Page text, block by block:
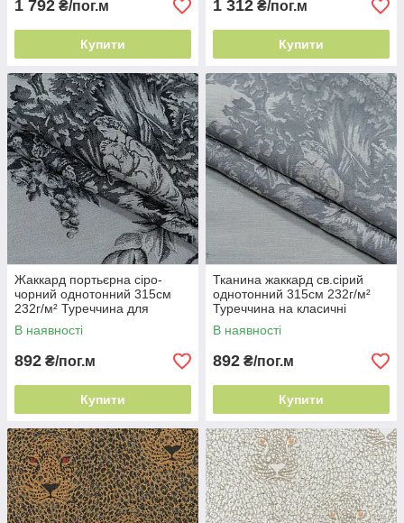
1 792 ₴/пог.м
Купити
1 312 ₴/пог.м
Купити
Жаккард портьєрна сіро-
чорний однотонний 315см
232г/м² Туреччина для
урочистих приміщень
В наявності
892 ₴/пог.м
Купити
Тканина жаккард св.сірий
однотонний 315см 232г/м²
Туреччина на класичні
портьєри
В наявності
892 ₴/пог.м
Купити